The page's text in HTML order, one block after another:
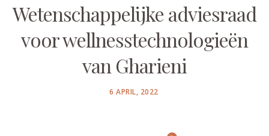
Wetenschappelijke adviesraad
voor wellnesstechnologieën
van Gharieni
POSTED
6 APRIL, 2022